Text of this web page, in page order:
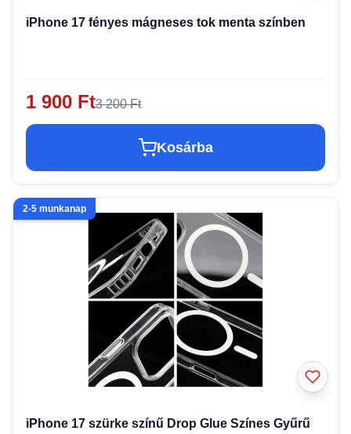
iPhone 17 fényes mágneses tok menta színben
1 900 Ft3 200 Ft
Kosárba
2-5 munkanap
iPhone 17 szürke színű Drop Glue Színes Gyűrű